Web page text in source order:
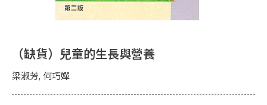
（缺貨）兒童的生長與營養
梁淑芳, 何巧嬋